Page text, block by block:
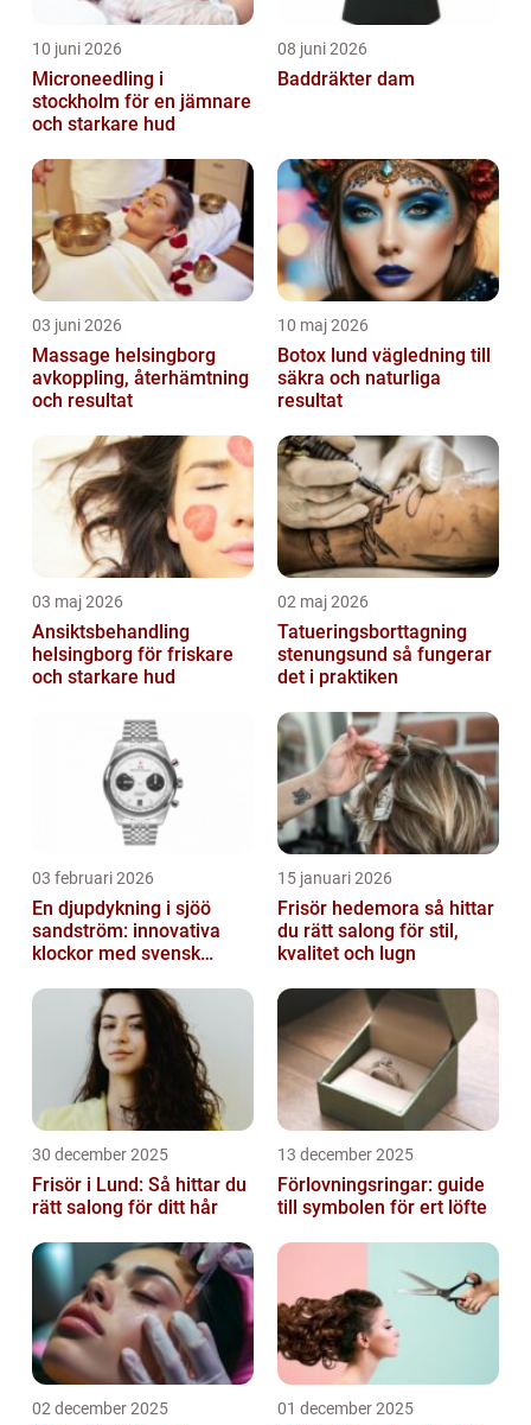
10 juni 2026
Microneedling i
stockholm för en jämnare
och starkare hud
08 juni 2026
Baddräkter dam
03 juni 2026
Massage helsingborg
avkoppling, återhämtning
och resultat
10 maj 2026
Botox lund vägledning till
säkra och naturliga
resultat
03 maj 2026
Ansiktsbehandling
helsingborg för friskare
och starkare hud
02 maj 2026
Tatueringsborttagning
stenungsund så fungerar
det i praktiken
03 februari 2026
En djupdykning i sjöö
sandström: innovativa
klockor med svensk
15 januari 2026
Frisör hedemora så hittar
du rätt salong för stil,
kvalitet och lugn
30 december 2025
Frisör i Lund: Så hittar du
rätt salong för ditt hår
13 december 2025
Förlovningsringar: guide
till symbolen för ert löfte
02 december 2025 01 december 2025